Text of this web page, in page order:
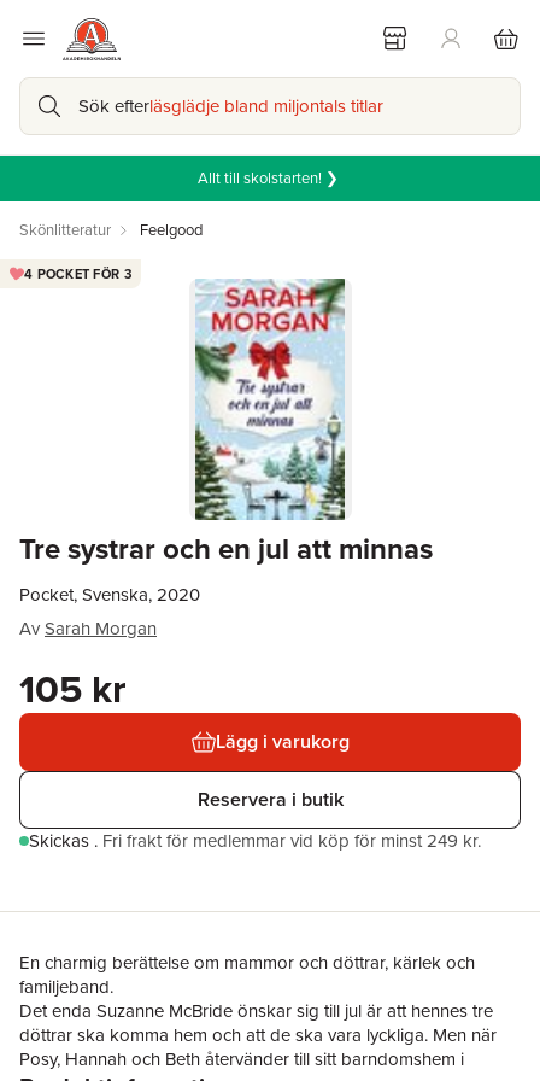
Sök efterläsglädje bland miljontals titlar
Allt till skolstarten! ❯
Skönlitteratur Feelgood
Tre systrar och en jul att minnas
4 POCKET FÖR 3
Pocket, Svenska, 2020
AvSarah Morgan
105 kr
Lägg i varukorg
Reservera i butik
Skickas . Fri frakt för medlemmar vid köp för minst 249 kr.
En charmig berättelse om mammor och döttrar, kärlek och
familjeband.
Det enda Suzanne McBride önskar sig till jul är att hennes tre
döttrar ska komma hem och att de ska vara lyckliga. Men när
Posy, Hannah och Beth återvänder till sitt barndomshem i